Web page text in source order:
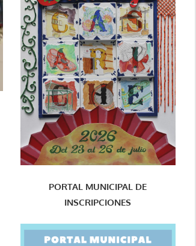
PORTAL MUNICIPAL DE
INSCRIPCIONES